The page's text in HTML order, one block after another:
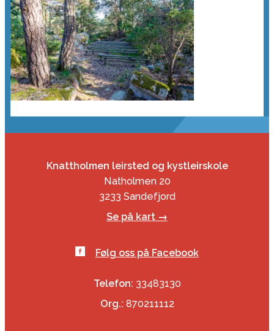
Knattholmen leirsted og kystleirskole
Natholmen 20
3233 Sandefjord
Se på kart →
Følg oss på Facebook
Telefon: 33483130
Org.: 870211112